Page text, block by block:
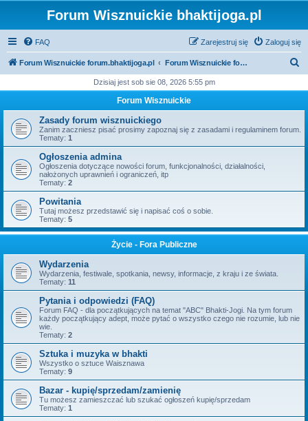
Forum Wisznuickie bhaktijoga.pl
FAQ Zaloguj się
Zarejestruj się
Forum Wisznuickie forum.bhaktijoga.pl Forum Wisznuickie forum.bhaktijoga.pl
k
j
Dzisiaj jest sob sie 08, 2026 5:55 pm
Forum Wisznuickie
Zasady forum wisznuickiego
Zanim zaczniesz pisać prosimy zapoznaj się z zasadami i regulaminem forum.
Tematy: 1
Ogłoszenia admina
Ogłoszenia dotyczące nowości forum, funkcjonalności, działalności,
nałożonych uprawnień i ograniczeń, itp
Tematy: 2
Powitania
Tutaj możesz przedstawić się i napisać coś o sobie.
Tematy: 5
Życie - Fora Publiczne
Wydarzenia
Wydarzenia, festiwale, spotkania, newsy, informacje, z kraju i ze świata.
Tematy: 11
Pytania i odpowiedzi (FAQ)
Forum FAQ - dla początkujących na temat "ABC" Bhakti-Jogi. Na tym forum
każdy początkujący adept, może pytać o wszystko czego nie rozumie, lub nie
wie.
Tematy: 2
Sztuka i muzyka w bhakti
Wszystko o sztuce Waisznawa
Tematy: 9
Bazar - kupię/sprzedam/zamienię
Tu możesz zamieszczać lub szukać ogłoszeń kupię/sprzedam
Tematy: 1